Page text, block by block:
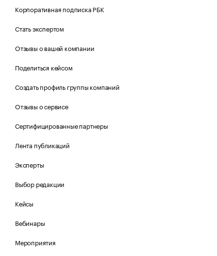
Корпоративная подписка РБК
Стать экспертом
Отзывы о вашей компании
Поделиться кейсом
Создать профиль группы компаний
Отзывы о сервисе
Сертифицированные партнеры
Лента публикаций
Эксперты
Выбор редакции
Кейсы
Вебинары
Мероприятия